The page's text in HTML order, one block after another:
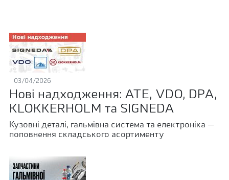
03/04/2026
Нові надходження: ATE, VDO, DPA,
KLOKKERHOLM та SIGNEDA
Кузовні деталі, гальмівна система та електроніка —
поповнення складського асортименту